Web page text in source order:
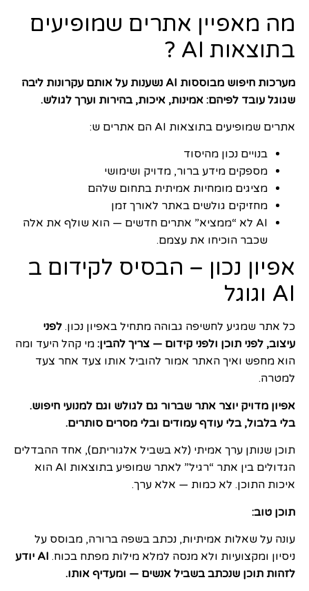
מה מאפיין אתרים שמופיעים
בתוצאות AI ?
מערכות חיפוש מבוססות AI נשענות על אותם עקרונות ליבה
שגוגל עובד לפיהם: אמינות, איכות, בהירות וערך לגולש.
אתרים שמופיעים בתוצאות AI הם אתרים ש:
בנויים נכון מהיסוד
מספקים מידע ברור, מדויק ושימושי
מציגים מומחיות אמיתית בתחום שלהם
מחזיקים גולשים באתר לאורך זמן
AI לא “ממציא” אתרים חדשים — הוא שולף את אלה
שכבר הוכיחו את עצמם.
אפיון נכון – הבסיס לקידום ב
AI וגוגל
כל אתר שמגיע לחשיפה גבוהה מתחיל באפיון נכון. לפני
עיצוב, לפני תוכן ולפני קידום — צריך להבין: מי קהל היעד ומה
הוא מחפש ואיך האתר אמור להוביל אותו צעד אחר צעד
למטרה.
אפיון מדויק יוצר אתר שברור גם לגולש וגם למנועי חיפוש.
בלי בלבול, בלי עודף עמודים ובלי מסרים סותרים.
תוכן שנותן ערך אמיתי (לא בשביל אלגוריתם), אחד ההבדלים
הגדולים בין אתר “רגיל” לאתר שמופיע בתוצאות AI הוא
איכות התוכן. לא כמות — אלא ערך.
תוכן טוב:
עונה על שאלות אמיתיות, נכתב בשפה ברורה, מבוסס על
ניסיון ומקצועיות ולא מנסה למלא מילות מפתח בכוח.
AI יודע
לזהות תוכן שנכתב בשביל אנשים — ומעדיף אותו.